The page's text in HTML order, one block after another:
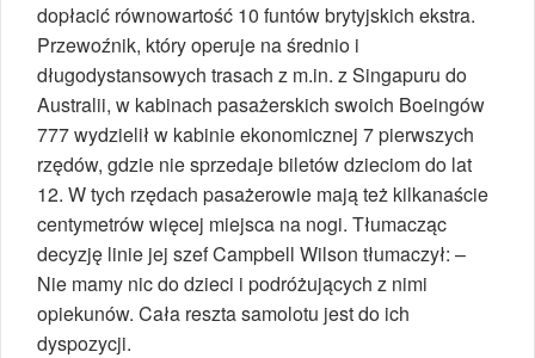
dopłacić równowartość 10 funtów brytyjskich ekstra.
Przewoźnik, który operuje na średnio i
długodystansowych trasach z m.in. z Singapuru do
Australii, w kabinach pasażerskich swoich Boeingów
777 wydzielił w kabinie ekonomicznej 7 pierwszych
rzędów, gdzie nie sprzedaje biletów dzieciom do lat
12. W tych rzędach pasażerowie mają też kilkanaście
centymetrów więcej miejsca na nogi. Tłumacząc
decyzję linie jej szef Campbell Wilson tłumaczył: –
Nie mamy nic do dzieci i podróżujących z nimi
opiekunów. Cała reszta samolotu jest do ich
dyspozycji.